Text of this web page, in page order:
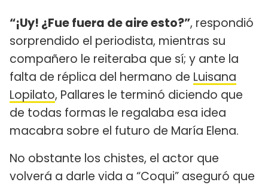
“¡Uy! ¿Fue fuera de aire esto?”, respondió
sorprendido el periodista, mientras su
compañero le reiteraba que sí; y ante la
falta de réplica del hermano de Luisana
Lopilato, Pallares le terminó diciendo que
de todas formas le regalaba esa idea
macabra sobre el futuro de María Elena.
No obstante los chistes, el actor que
volverá a darle vida a “Coqui” aseguró que